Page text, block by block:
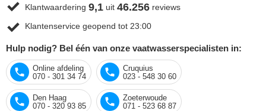
Klantwaardering 9,1 uit 46.256 reviews
Klantenservice geopend tot 23:00
Hulp nodig? Bel één van onze vaatwasserspecialisten in:
Online afdeling
070 - 301 34 74
Cruquius
023 - 548 30 60
Den Haag
070 - 320 93 85
Zoeterwoude
071 - 523 68 87